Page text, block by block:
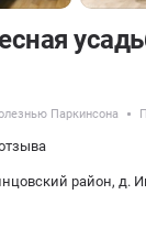
Паркинсона
район, д.